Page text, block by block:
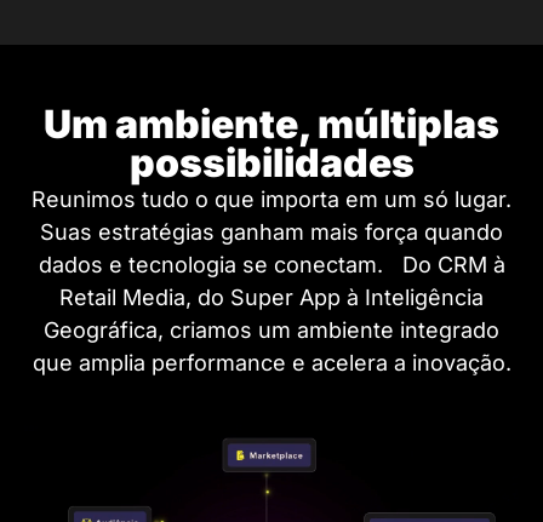
entregamos
encantamento
Somos um ecossistema que une dados, tecnologia e
ciência do consumo para ajudar o seu negócio a fidelizar
e encantar clientes. Cada solução é uma oportunidade
de transformar conhecimento em valor real.
Um ambiente, múltiplas
possibilidades
Reunimos tudo o que importa em um só lugar.
Suas estratégias ganham mais força quando
dados e tecnologia se conectam. Do CRM à
Retail Media, do Super App à Inteligência
Geográfica, criamos um ambiente integrado
que amplia performance e acelera a inovação.